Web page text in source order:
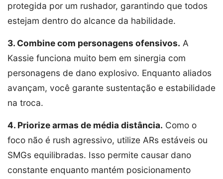
protegida por um rushador, garantindo que todos
estejam dentro do alcance da habilidade.
3. Combine com personagens ofensivos. A
Kassie funciona muito bem em sinergia com
personagens de dano explosivo. Enquanto aliados
avançam, você garante sustentação e estabilidade
na troca.
4. Priorize armas de média distância. Como o
foco não é rush agressivo, utilize ARs estáveis ou
SMGs equilibradas. Isso permite causar dano
constante enquanto mantém posicionamento